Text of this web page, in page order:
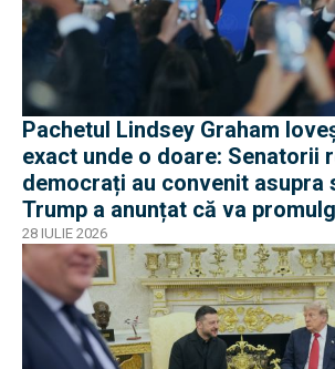
Pachetul Lindsey Graham
exact unde o doare: Senatorii
democrați au convenit asupra
Trump a anunțat că va
28 IULIE 2026